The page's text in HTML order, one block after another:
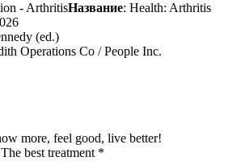
Название: Health: Arthritis
(ed.)
Operations Co / People Inc.
more, feel good, live better!
best treatment *